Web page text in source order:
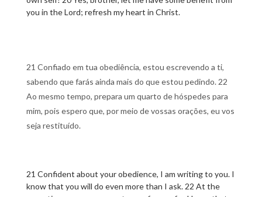
you in the Lord; refresh my heart in Christ.
21 Confiado em tua obediência, estou escrevendo a ti,
sabendo que farás ainda mais do que estou pedindo. 22
Ao mesmo tempo, prepara um quarto de hóspedes para
mim, pois espero que, por meio de vossas orações, eu vos
seja restituído.
21 Confident about your obedience, I am writing to you. I
know that you will do even more than I ask. 22 At the